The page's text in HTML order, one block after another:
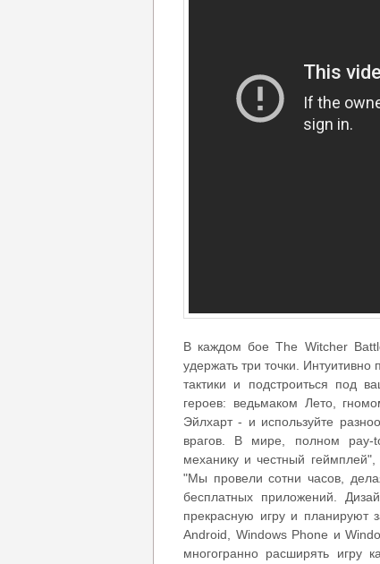
В каждом бое The Witcher
удержать три точки. Интуитивно
тактики и подстроиться под
героев: ведьмаком Лето,
Эйлхарт - и используйте
врагов. В мире, полном pay-
механику и честный геймплей",
"Мы провели сотни часов,
бесплатных приложений.
прекрасную игру и планируют
Android, Windows Phone и
многогранно расширять игру